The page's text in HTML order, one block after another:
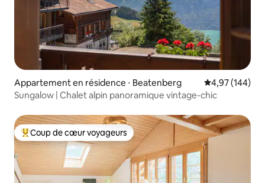
Appartement en résidence ⋅ Beatenberg Évaluation
4,97 (144)
Sungalow | Chalet alpin panoramique vintage-chic
Coups de cœur voyageurs les plus appréciés
Coup de cœur voyageurs